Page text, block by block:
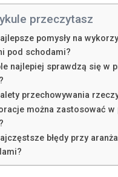
przeczytasz
pomysły na
pod schodami?
najlepiej sprawdzą się w
przechowywania
można zastosować
błędy przy